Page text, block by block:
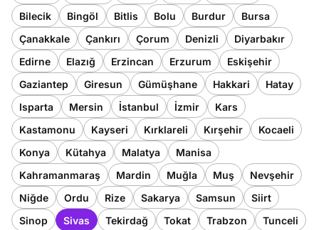
Bilecik
Bingöl Bitlis Bolu Burdur
Bursa
Çanakkale
Çankırı Çorum Denizli
Diyarbakır
Edirne
Elazığ Erzincan Erzurum
Eskişehir
Gaziantep
Giresun Gümüşhane Hakkari
Hatay
Isparta
Mersin İstanbul İzmir
Kars
Kastamonu
Kayseri Kırklareli Kırşehir
Kocaeli
Konya
Kütahya Malatya
Manisa
Kahramanmaraş
Mardin Muğla Muş
Nevşehir
Niğde
Ordu Rize Sakarya Samsun
Siirt
Sinop
Sivas Tekirdağ Tokat Trabzon
Tunceli